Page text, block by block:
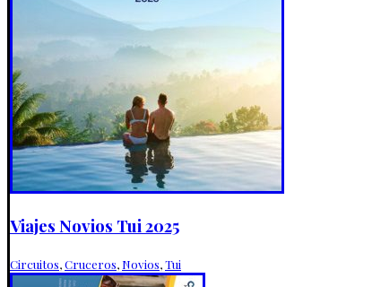
Viajes Novios Tui 2025
Circuitos,Cruceros, Novios,Tui